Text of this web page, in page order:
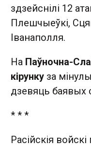
здзейснілі 12
Плешчыеўкі,
Іванаполля.
На Паўночна-
кірунку за
дзевяць баявых
* * *
Расійскія